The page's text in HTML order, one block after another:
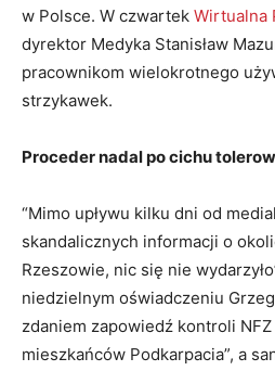
w Polsce. W czwartek Wirtualna
dyrektor Medyka Stanisław
pracownikom wielokrotnego
strzykawek.
Proceder nadal po cichu
“Mimo upływu kilku dni od
skandalicznych informacji o
Rzeszowie, nic się nie
niedzielnym oświadczeniu
zdaniem zapowiedź kontroli
mieszkańców Podkarpacia”, a